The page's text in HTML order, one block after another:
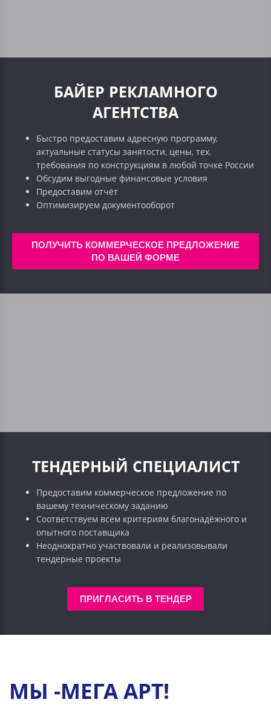
БАЙЕР РЕКЛАМНОГО
АГЕНТСТВА
Быстро предоставим адресную программу,
актуальные статусы занятости, цены, тех.
требования по конструкциям в любой точке России
Обсудим выгодные финансовые условия
Предоставим отчёт
Оптимизируем документооборот
ПОЛУЧИТЬ КОММЕРЧЕСКОЕ ПРЕДЛОЖЕНИЕ
ПО ВАШЕЙ ФОРМЕ
ТЕНДЕРНЫЙ СПЕЦИАЛИСТ
Предоставим коммерческое предложение по
вашему техническому заданию
Соответствуем всем критериям благонадёжного и
опытного поставщика
Неоднократно участвовали и реализовывали
тендерные проекты
ПРИГЛАСИТЬ В ТЕНДЕР
МЫ -МЕГА АРТ!